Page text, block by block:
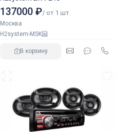
137000 ₽/ от 1 шт.
Москва
H2system-MSK
В корзину